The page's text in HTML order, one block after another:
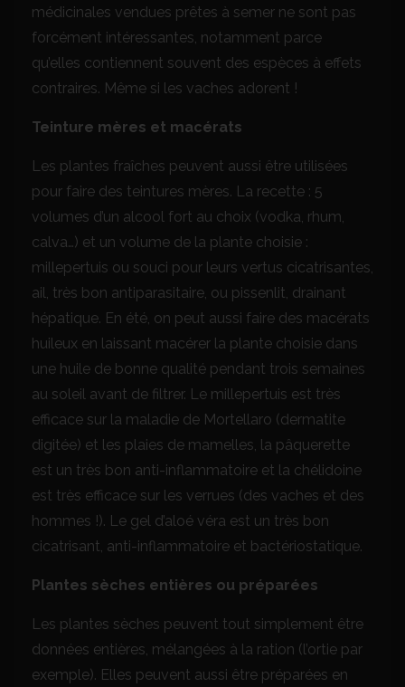
médicinales vendues prêtes à semer ne sont pas
forcément intéressantes, notamment parce
qu’elles contiennent souvent des espèces à effets
contraires. Même si les vaches adorent !
Teinture mères et macérats
Les plantes fraîches peuvent aussi être utilisées
pour faire des teintures mères. La recette : 5
volumes d’un alcool fort au choix (vodka, rhum,
calva…) et un volume de la plante choisie :
millepertuis ou souci pour leurs vertus cicatrisantes,
ail, très bon antiparasitaire, ou pissenlit, drainant
hépatique. En été, on peut aussi faire des macérats
huileux en laissant macérer la plante choisie dans
une huile de bonne qualité pendant trois semaines
au soleil avant de filtrer. Le millepertuis est très
efficace sur la maladie de Mortellaro (dermatite
digitée) et les plaies de mamelles, la pâquerette
est un très bon anti-inflammatoire et la chélidoine
est très efficace sur les verrues (des vaches et des
hommes !). Le gel d’aloé véra est un très bon
cicatrisant, anti-inflammatoire et bactériostatique.
Plantes sèches entières ou préparées
Les plantes sèches peuvent tout simplement être
données entières, mélangées à la ration (l’ortie par
exemple). Elles peuvent aussi être préparées en